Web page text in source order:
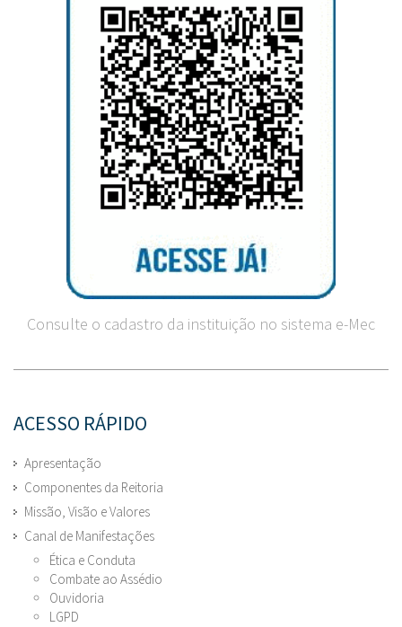
Consulte o cadastro da instituição no sistema e-Mec
ACESSO RÁPIDO
Apresentação
Componentes da Reitoria
Missão, Visão e Valores
Canal de Manifestações
Ética e Conduta
Combate ao Assédio
Ouvidoria
LGPD